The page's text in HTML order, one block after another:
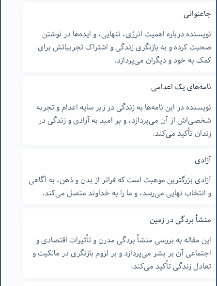
جاعنوانی
نویسنده درباره اهمیت انرژی، تنهایی، و ایده‌ها در نوشتن
صحبت کرده و به بازنگری زندگی و اشتراک تجربیاتش برای
کمک به خود و دیگران می‌پردازد.
نامه‌های یک اعدامی
نویسنده در این نامه‌ها به زندگی در زیر سایه اعدام و تجربه
شخصی‌اش از آن می‌پردازد، و بر امید به آزادی و زندگی در
زندان تأکید می‌کند.
آزادی
آزادی بزرگترین موهبت است که فراتر از بدن و ذهن، به آگاهی
و انتخاب نهایی می‌رسد، و ما را به خداوند متصل می‌کند.
منشأ بردگی در زمین
این مقاله به بررسی منشأ بردگی مدرن و تأثیرات اقتصادی و
اجتماعی آن بر بشر می‌پردازد و بر لزوم بازنگری در مالکیت و
تعادل زندگی تأکید می‌کند.